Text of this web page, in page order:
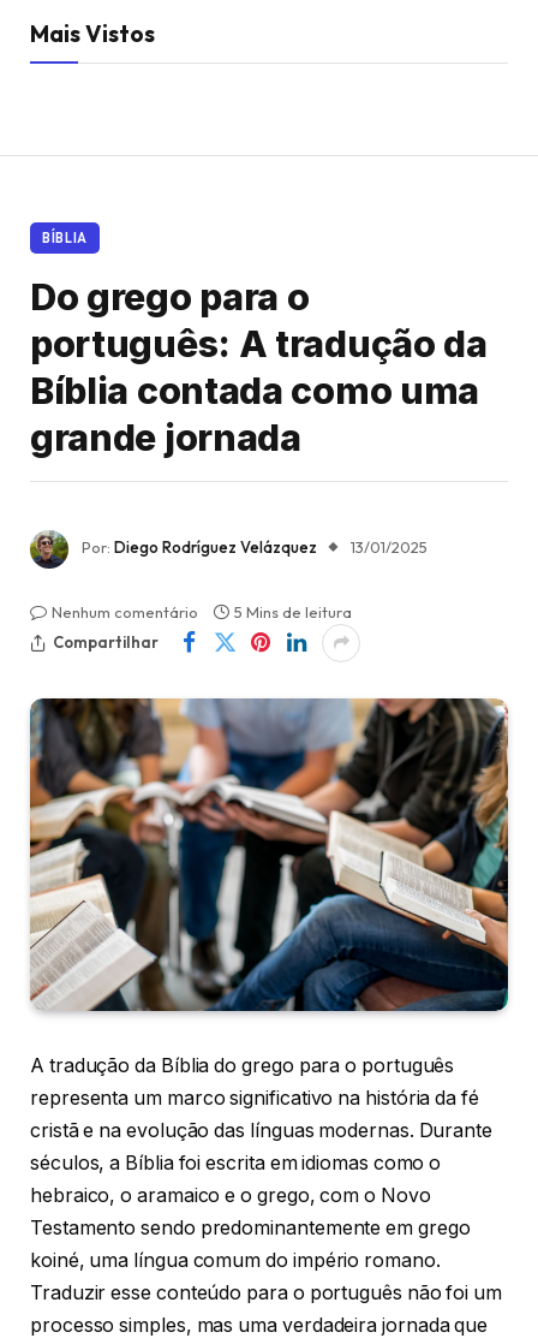
Mais Vistos
BÍBLIA
Do grego para o
português: A tradução da
Bíblia contada como uma
grande jornada
Por: Diego Rodríguez Velázquez 13/01/2025
Nenhum comentário
5 Mins de leitura
Compartilhar
A tradução da Bíblia do grego para o português
representa um marco significativo na história da fé
cristã e na evolução das línguas modernas. Durante
séculos, a Bíblia foi escrita em idiomas como o
hebraico, o aramaico e o grego, com o Novo
Testamento sendo predominantemente em grego
koiné, uma língua comum do império romano.
Traduzir esse conteúdo para o português não foi um
processo simples, mas uma verdadeira jornada que